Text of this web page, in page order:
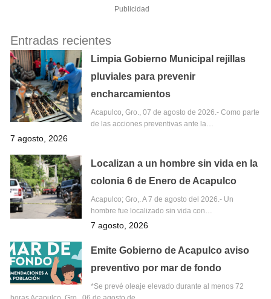
Publicidad
Entradas recientes
Limpia Gobierno Municipal rejillas
pluviales para prevenir
encharcamientos
Acapulco, Gro., 07 de agosto de 2026.- Como parte
de las acciones preventivas ante la…
7 agosto, 2026
Localizan a un hombre sin vida en la
colonia 6 de Enero de Acapulco
Acapulco; Gro,. A 7 de agosto del 2026.- Un
hombre fue localizado sin vida con…
7 agosto, 2026
Emite Gobierno de Acapulco aviso
preventivo por mar de fondo
*Se prevé oleaje elevado durante al menos 72